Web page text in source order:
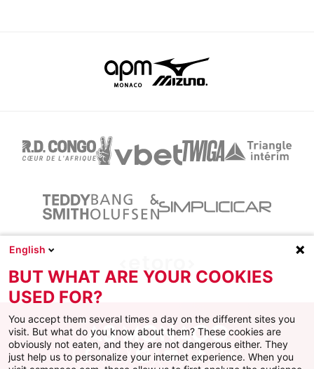
Facebook
X Instagram
YoutubeTikTokTwitch
English
BUT WHAT ARE YOUR COOKIES
USED FOR?
You accept them several times a day on the different sites you
visit. But what do you know about them? These cookies are
obviously not eaten, and they are not dangerous either. They
just help us to personalize your internet experience. When you